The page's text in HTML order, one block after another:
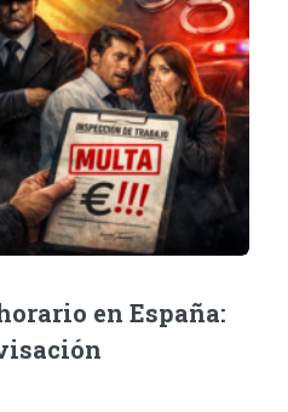
en España: